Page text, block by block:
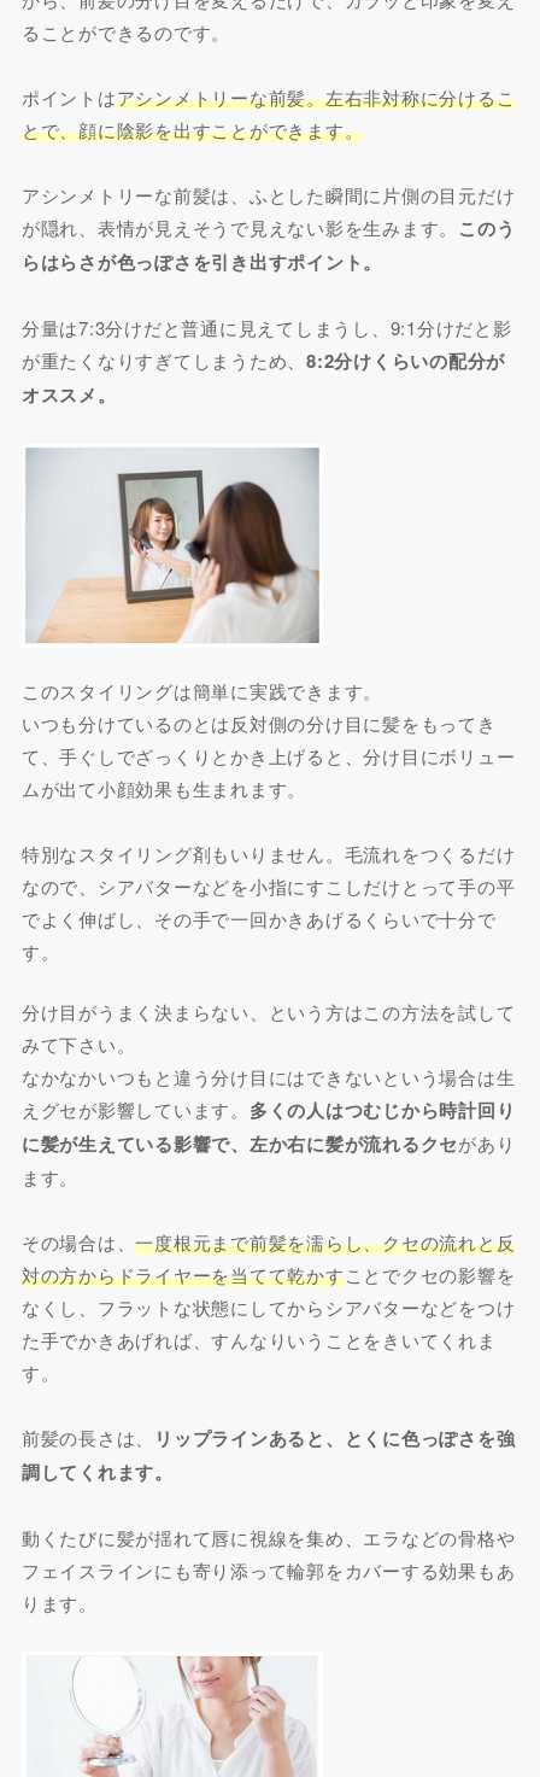
ることができるのです。
ポイントはアシンメトリーな前髪。左右非対称に分けるこ
とで、顔に陰影を出すことができます。
アシンメトリーな前髪は、ふとした瞬間に片側の目元だけ
が隠れ、表情が見えそうで見えない影を生みます。 このう
らはらさが色っぽさを引き出すポイント。
分量は7:3分けだと普通に見えてしまうし、9:1分けだと影
が重たくなりすぎてしまうため、8:2分けくらいの配分が
オススメ。
このスタイリングは簡単に実践できます。
いつも分けているのとは反対側の分け目に髪をもってき
て、手ぐしでざっくりとかき上げると、分け目にボリュー
ムが出て小顔効果も生まれます。
特別なスタイリング剤もいりません。毛流れをつくるだけ
なので、シアバターなどを小指にすこしだけとって手の平
でよく伸ばし、その手で一回かきあげるくらいで十分で
す。
分け目がうまく決まらない、という方はこの方法を試して
みて下さい。
なかなかいつもと違う分け目にはできないという場合は生
えグセが影響しています。 多くの人はつむじから時計回り
に髪が生えている影響で、左か右に髪が流れるクセがあり
ます。
その場合は、一度根元まで前髪を濡らし、クセの流れと反
対の方からドライヤーを当てて乾かすことでクセの影響を
なくし、フラットな状態にしてからシアバターなどをつけ
た手でかきあげれば、すんなりいうことをきいてくれま
す。
前髪の長さは、
リップラインあると、とくに色っぽさを強
調してくれます。
動くたびに髪が揺れて唇に視線を集め、エラなどの骨格や
フェイスラインにも寄り添って輪郭をカバーする効果もあ
ります。